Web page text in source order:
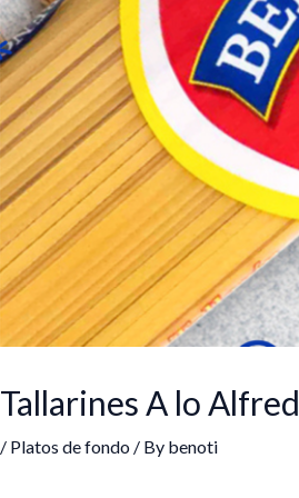
Tallarines A lo
/ Platos de fondo/ By benoti